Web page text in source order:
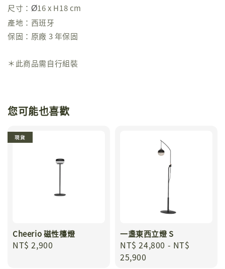
尺寸： Ø16 x H18 cm
產地：西班牙
保固：原廠 3 年保固
＊此商品需自行組裝
您可能也喜歡
現貨
Cheerio 磁性檯燈
Regular
NT$ 2,900
一盞東西立燈 S
Regular
price
NT$ 24,800 - NT$
25,900